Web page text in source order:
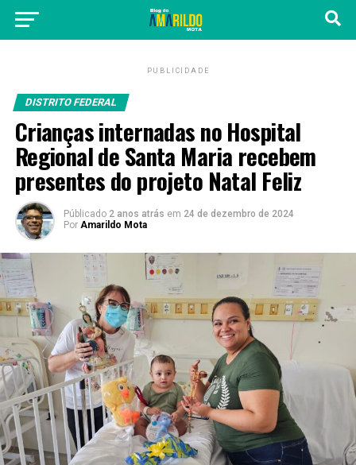
PUBLICIDADE
DISTRITO FEDERAL
Crianças internadas no Hospital
Regional de Santa Maria recebem
presentes do projeto Natal Feliz
Públicado 2 anos atrás em 24 de dezembro de 2024
Por Amarildo Mota